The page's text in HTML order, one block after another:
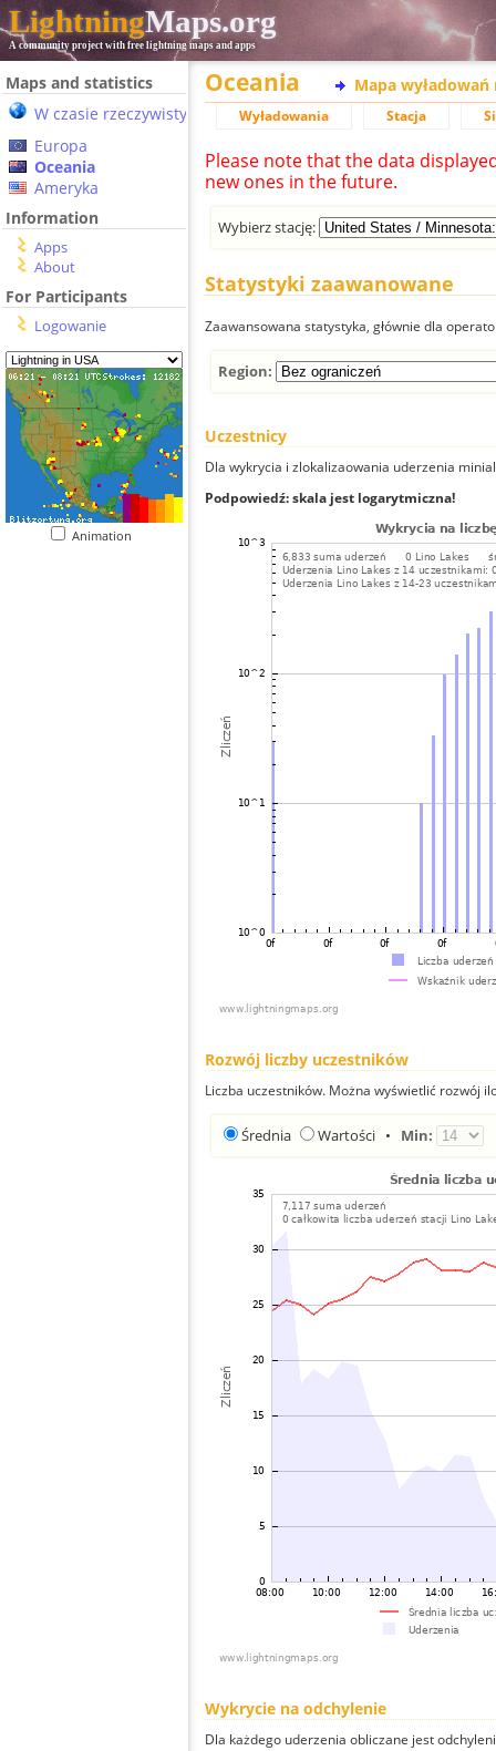
LightningMaps.org
A community project with free lightning maps and apps
Maps and statistics
W czasie rzeczywistym
Europa
Oceania
Ameryka
Information
Apps
About
For Participants
Logowanie
Animation
Oceania Mapa wyładowań
Wyładowania Stacja
Please note that the data
new ones in the future.
Wybierz stację:
Statystyki zaawanowane
Zaawansowana statystyka, głównie dla
Region:
Uczestnicy
Dla wykrycia i zlokalizaowania uderzenia
Podpowiedź: skala jest logarytmiczna!
Rozwój liczby uczestników
Liczba uczestników. Można wyświetlić rozwój
Średnia Wartości • Min:
Wykrycie na odchylenie
Dla każdego uderzenia obliczane jest